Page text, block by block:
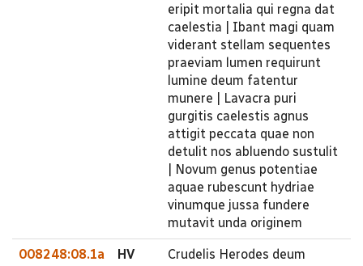
eripit mortalia qui regna dat
caelestia | Ibant magi quam
viderant stellam sequentes
praeviam lumen requirunt
lumine deum fatentur
munere | Lavacra puri
gurgitis caelestis agnus
attigit peccata quae non
detulit nos abluendo sustulit
| Novum genus potentiae
aquae rubescunt hydriae
vinumque jussa fundere
mutavit unda originem
008248:08.1a HV
Crudelis Herodes deum